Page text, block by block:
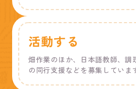
活動する
畑作業のほか、日本語教師、調
の同行支援などを募集していま